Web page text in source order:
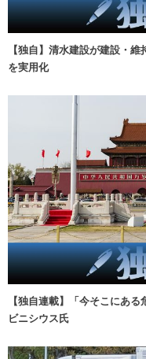
【独自】清水建設が建設・
を実用化
【独自連載】「今そこにあ
ビニシウス氏